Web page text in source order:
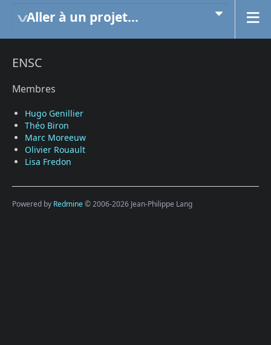
Aller à un projet...
ENSC
Membres
Hugo Genillier
Théo Biron
Marc Moreeuw
Olivier Rouault
Lisa Fredon
Powered by Redmine© 2006-2026 Jean-Philippe Lang